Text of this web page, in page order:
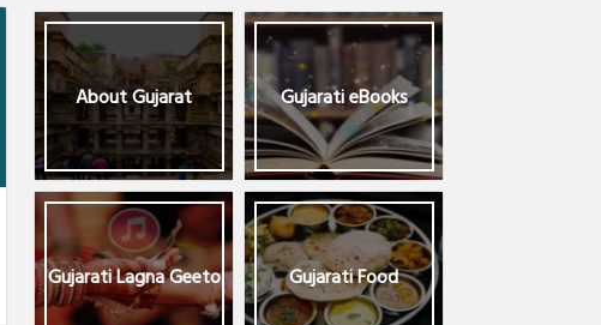
About Gujarat Gujarati eBooks
Gujarati Lagna Geeto Gujarati Food